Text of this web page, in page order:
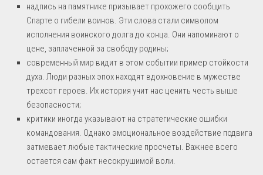
надпись на памятнике призывает прохожего сообщить
Спарте о гибели воинов. Эти слова стали символом
исполнения воинского долга до конца. Они напоминают о
цене, заплаченной за свободу родины;
современный мир видит в этом событии пример стойкости
духа. Люди разных эпох находят вдохновение в мужестве
трехсот героев. Их история учит нас ценить честь выше
безопасности;
критики иногда указывают на стратегические ошибки
командования. Однако эмоциональное воздействие подвига
затмевает любые тактические просчеты. Важнее всего
остается сам факт несокрушимой воли.